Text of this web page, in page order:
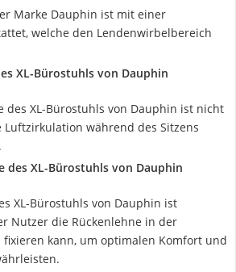
Marke Dauphin ist mit einer
welche den Lendenwirbelbereich
XL-Bürostuhls von Dauphin
des XL-Bürostuhls von Dauphin ist nicht
Luftzirkulation während des Sitzens
des XL-Bürostuhls von Dauphin
XL-Bürostuhls von Dauphin ist
Nutzer die Rückenlehne in der
fixieren kann, um optimalen Komfort und